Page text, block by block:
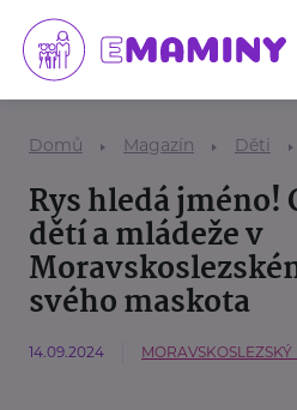
Domů Magazín Děti
Rys hledá jméno!
dětí a mládeže v
svého maskota
14.09.2024 MORAVSKOSLEZSKÝ